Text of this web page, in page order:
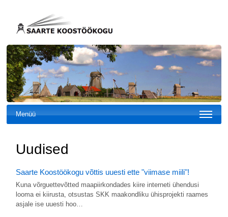
Menüü
Uudised
Saarte Koostöökogu võttis uuesti ette "viimase miili"!
Kuna võrguettevõtted maapiirkondades kiire interneti ühendusi
looma ei kiirusta, otsustas SKK maakondliku ühisprojekti raames
asjale ise uuesti hoo…